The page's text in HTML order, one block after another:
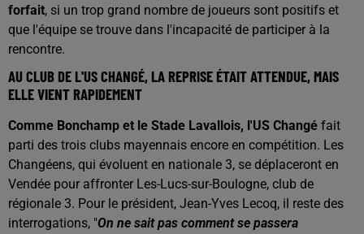
forfait, si un trop grand nombre de joueurs sont positifs et
que l'équipe se trouve dans l'incapacité de participer à la
rencontre.
AU CLUB DE L'US CHANGÉ, LA REPRISE ÉTAIT ATTENDUE, MAIS
ELLE VIENT RAPIDEMENT
Comme Bonchamp et le Stade Lavallois, l'US Changé fait
parti des trois clubs mayennais encore en compétition. Les
Changéens, qui évoluent en nationale 3, se déplaceront en
Vendée pour affronter Les-Lucs-sur-Boulogne, club de
régionale 3. Pour le président, Jean-Yves Lecoq, il reste des
interrogations, "On ne sait pas comment se passera